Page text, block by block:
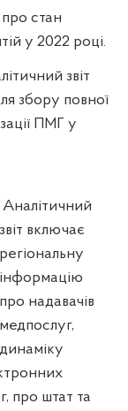
стан
у 2022 році.
звіт
збору повної
ПМГ у
Аналітичний
звіт включає
регіональну
інформацію
про надавачів
медпослуг,
динаміку
про штат та